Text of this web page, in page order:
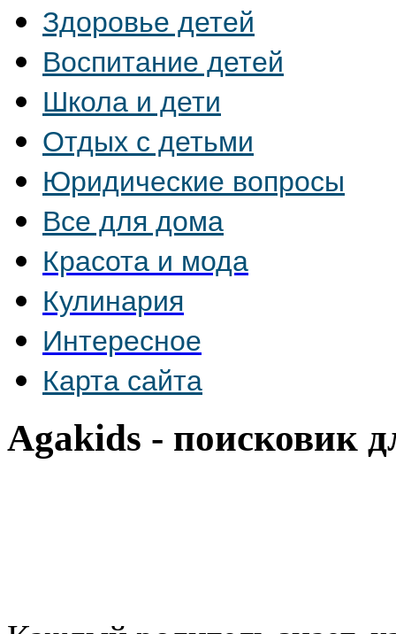
Здоровье детей
Воспитание детей
Школа и дети
Отдых с детьми
Юридические вопросы
Все для дома
Красота и мода
Кулинария
Интересное
Карта сайта
Agakids - поисковик